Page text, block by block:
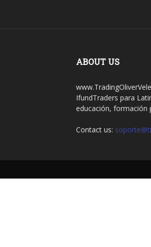
ABOUT US
IfundTraders para
educación, formación
Contact us: